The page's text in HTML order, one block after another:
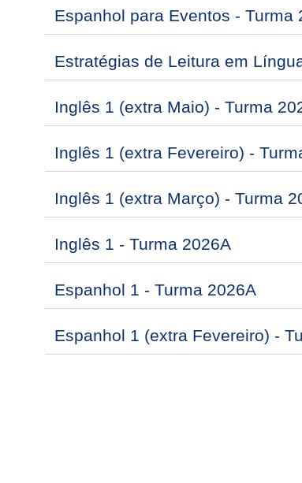
Espanhol para Eventos - Turma
Estratégias de Leitura em
Inglês 1 (extra Maio) - Turma
Inglês 1 (extra Fevereiro) -
Inglês 1 (extra Março) - Turma
Inglês 1 - Turma 2026A
Espanhol 1 - Turma 2026A
Espanhol 1 (extra Fevereiro) -